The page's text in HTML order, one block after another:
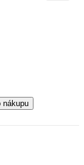
nákupu